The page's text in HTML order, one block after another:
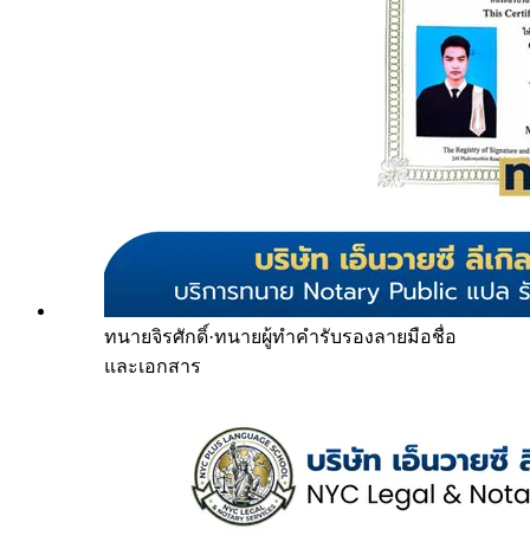
ทนายจิรศักดิ์·ทนายผู้ทำคำรับรองลายมือชื่อ
และเอกสาร